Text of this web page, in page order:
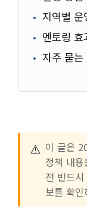
지역별 운
멘토링 효
자주 묻는
⚠️ 이 글은
정책 내
전 반드
보를 확